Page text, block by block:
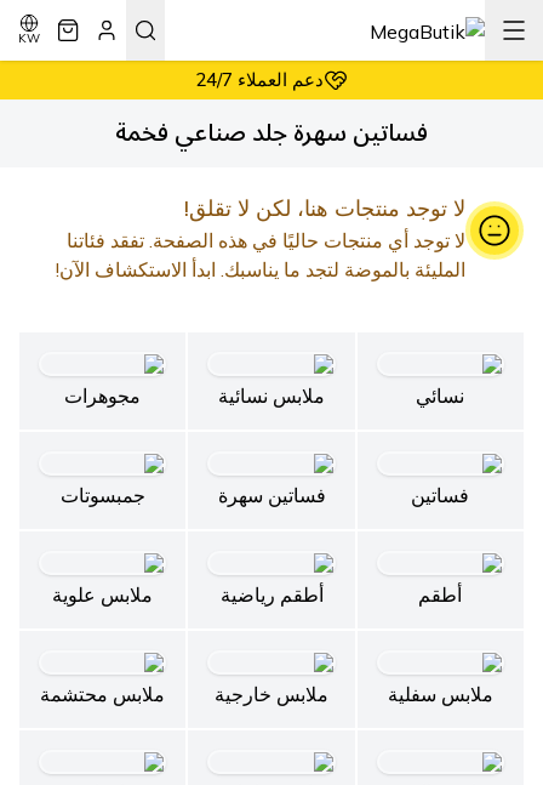
KW
دعم العملاء 24/7
أسعار معقولة دائماً
فساتين سهرة جلد صناعي فخمة
لا توجد منتجات هنا، لكن لا تقلق!
لا توجد أي منتجات حاليًا في هذه الصفحة. تفقد فئاتنا
المليئة بالموضة لتجد ما يناسبك. ابدأ الاستكشاف الآن!
نسائي ملابس نسائية مجوهرات
فساتين فساتين سهرة جمبسوتات
أطقم أطقم رياضية ملابس علوية
ملابس سفلية ملابس خارجية ملابس محتشمة